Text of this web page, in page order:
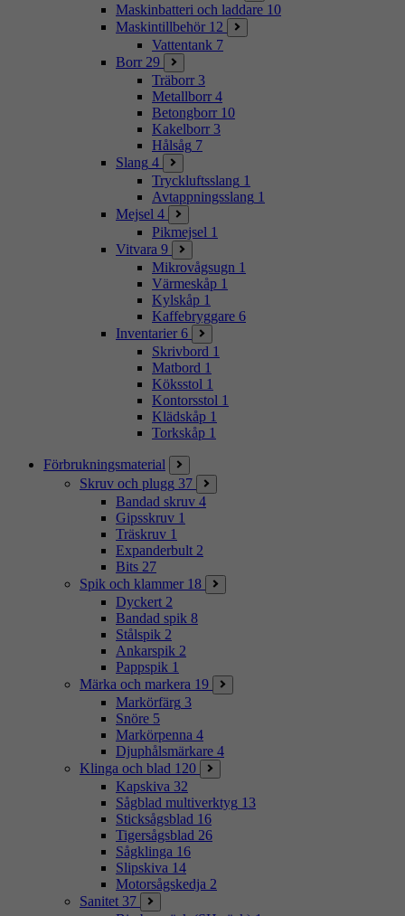
Maskinbatteri och laddare 10
Maskintillbehör 12
Vattentank 7
Borr 29
Träborr 3
Metallborr 4
Betongborr 10
Kakelborr 3
Hålsåg 7
Slang 4
Tryckluftsslang 1
Avtappningsslang 1
Mejsel 4
Pikmejsel 1
Vitvara 9
Mikrovågsugn 1
Värmeskåp 1
Kylskåp 1
Kaffebryggare 6
Inventarier 6
Skrivbord 1
Matbord 1
Köksstol 1
Kontorsstol 1
Klädskåp 1
Torkskåp 1
Förbrukningsmaterial
Skruv och plugg 37
Bandad skruv 4
Gipsskruv 1
Träskruv 1
Expanderbult 2
Bits 27
Spik och klammer 18
Dyckert 2
Bandad spik 8
Stålspik 2
Ankarspik 2
Pappspik 1
Märka och markera 19
Markörfärg 3
Snöre 5
Markörpenna 4
Djuphålsmärkare 4
Klinga och blad 120
Kapskiva 32
Sågblad multiverktyg 13
Sticksågsblad 16
Tigersågsblad 26
Sågklinga 16
Slipskiva 14
Motorsågskedja 2
Sanitet 37